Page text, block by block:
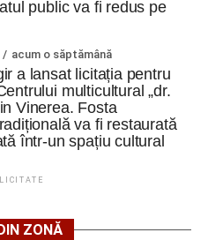
în această perioadă,
în data de 22 august,
noului sezon competițional.
– P. Pahone, Liubashov,
– Șaucă/cpt. (86, Tăban),
public va fi redus pe
acum o săptămână
a lansat licitația pentru
multicultural „dr.
Vinerea. Fosta
va fi restaurată
într-un spațiu cultural
ZONĂ